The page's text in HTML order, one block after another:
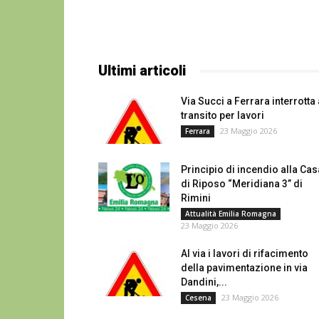
Ultimi articoli
Via Succi a Ferrara interrotta
transito per lavori
Ferrara 23 Maggio 2026
Principio di incendio alla
di Riposo “Meridiana 3” di
Rimini
Attualità Emilia Romagna
23 Maggio 2026
Al via i lavori di rifacimento
della pavimentazione in via
Dandini,...
Cesena 23 Maggio 2026